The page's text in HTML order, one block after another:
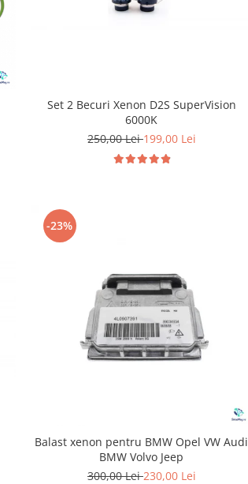
Set 2 Becuri Xenon D2S SuperVision
6000K
250,00 Lei199,00 Lei
-23%
Balast xenon pentru BMW Opel VW Audi
BMW Volvo Jeep
300,00 Lei230,00 Lei